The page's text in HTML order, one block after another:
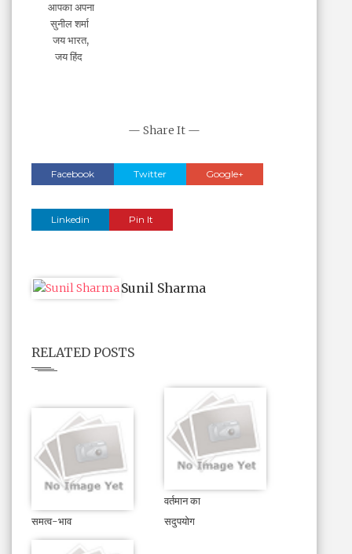
आपका अपना
सुनील शर्मा
जय भारत,
जय हिंद
— Share It —
Facebook Twitter Google+
Linkedin Pin It
Sunil Sharma
RELATED POSTS
समत्व-भाव
वर्तमान का
सदुपयोग